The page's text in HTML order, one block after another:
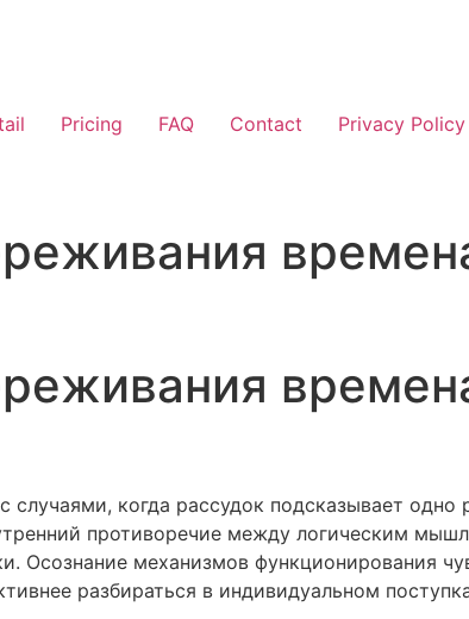
Pricing FAQ Contact Privacy Policy
когда рассудок подсказывает одно
противоречие между логическим
Осознание механизмов функционирования
разбираться в индивидуальном